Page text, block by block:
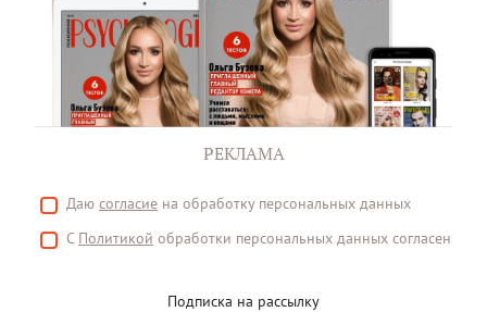
РЕКЛАМА
Даю согласие на обработку персональных данных
С Политикой обработки персональных данных согласен
Подписка на рассылку